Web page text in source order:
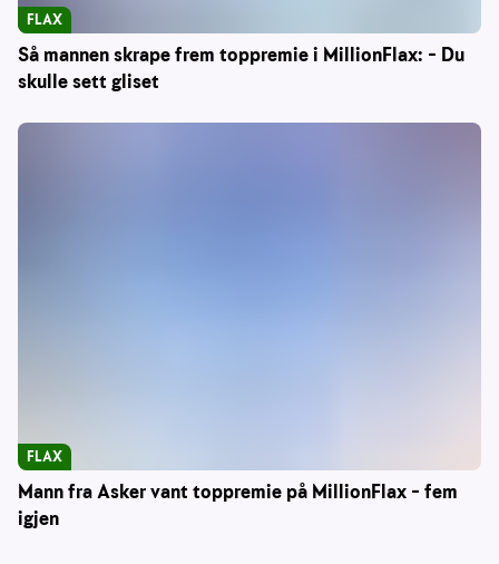
Så mannen skrape frem toppremie i MillionFlax: – Du
skulle sett gliset
FLAX
Mann fra Asker vant toppremie på MillionFlax – fem
igjen
FLAX